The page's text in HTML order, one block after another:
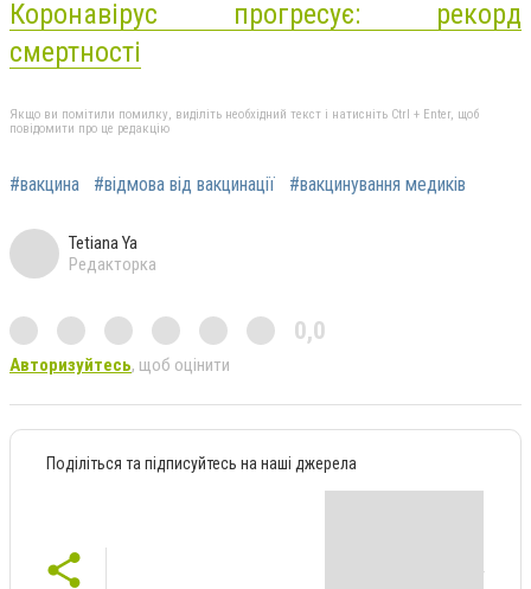
Коронавірус прогресує: рекорд
смертності
Якщо ви помітили помилку, виділіть необхідний текст і натисніть Ctrl + Enter, щоб
повідомити про це редакцію
#вакцина #відмова від вакцинації #вакцинування медиків
Tetiana Ya
Редакторка
0,0
Авторизуйтесь, щоб оцінити
Поділіться та підписуйтесь на наші джерела